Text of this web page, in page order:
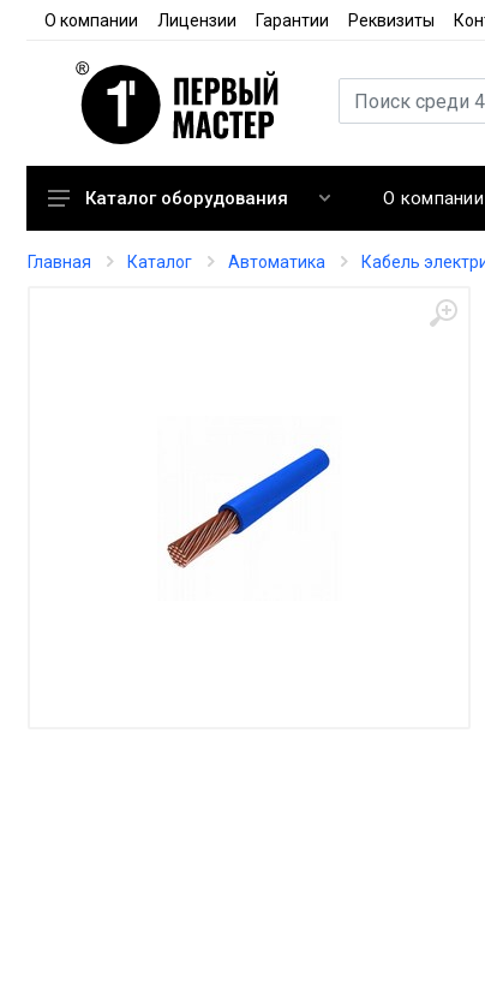
О компании Лицензии Гарантии Реквизиты
Кондиционирование
Каталог оборудования О компании
Главная Каталог Автоматика Кабель